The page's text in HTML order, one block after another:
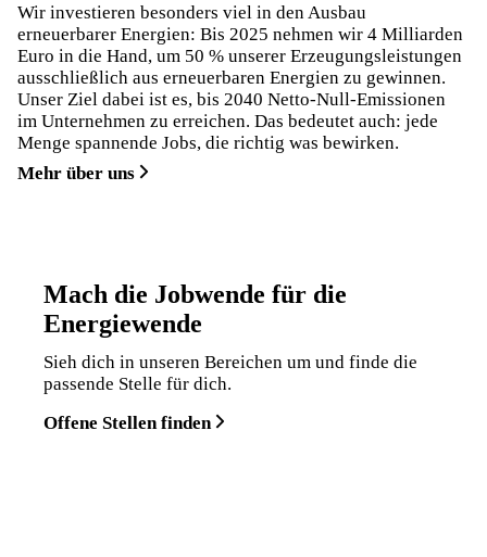
Wir investieren besonders viel in den Ausbau
erneuerbarer Energien: Bis 2025 nehmen wir 4 Milliarden
Euro in die Hand, um 50 % unserer Erzeugungsleistungen
ausschließlich aus erneuerbaren Energien zu gewinnen.
Unser Ziel dabei ist es, bis 2040 Netto-Null-Emissionen
im Unternehmen zu erreichen. Das bedeutet auch: jede
Menge spannende Jobs, die richtig was bewirken.
Mehr über uns
Mach die Jobwende für die
Energiewende
Sieh dich in unseren Bereichen um und finde die
passende Stelle für dich.
Offene Stellen finden